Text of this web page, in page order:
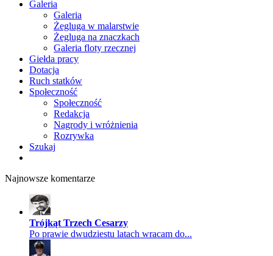
Galeria
Galeria
Żegluga w malarstwie
Żegluga na znaczkach
Galeria floty rzecznej
Giełda pracy
Dotacja
Ruch statków
Społeczność
Społeczność
Redakcja
Nagrody i wróżnienia
Rozrywka
Szukaj
Najnowsze komentarze
Trójkąt Trzech Cesarzy
Po prawie dwudziestu latach wracam do...